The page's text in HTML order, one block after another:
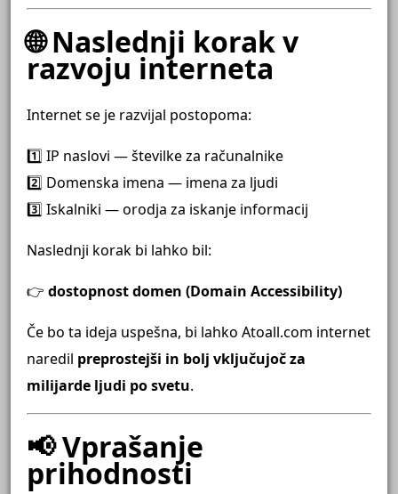
🌐 Naslednji korak v
razvoju interneta
Internet se je razvijal postopoma:
1️⃣ IP naslovi — številke za računalnike
2️⃣ Domenska imena — imena za ljudi
3️⃣ Iskalniki — orodja za iskanje informacij
Naslednji korak bi lahko bil:
👉 dostopnost domen (Domain Accessibility)
Če bo ta ideja uspešna, bi lahko Atoall.com internet
naredil preprostejši in bolj vključujoč za
milijarde ljudi po svetu.
📢 Vprašanje
prihodnosti